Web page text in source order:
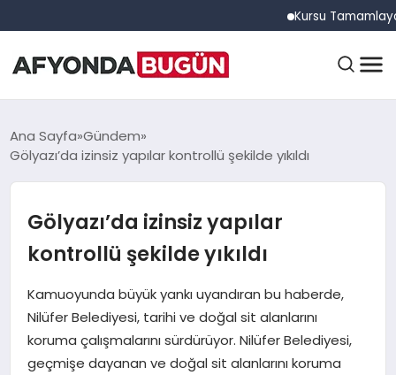
Kursu Tamamlayan
ANASAYFA
EĞITIM
Ana Sayfa Gündem
Gölyazı’da izinsiz yapılar kontrollü şekilde yıkıldı
Gölyazı’da izinsiz yapılar
kontrollü şekilde yıkıldı
Kamuoyunda büyük yankı uyandıran bu haberde,
Nilüfer Belediyesi, tarihi ve doğal sit alanlarını
koruma çalışmalarını sürdürüyor. Nilüfer Belediyesi,
geçmişe dayanan ve doğal sit alanlarını koruma